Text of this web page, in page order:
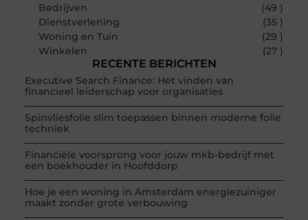
Bedrijven
(49 )
Dienstverlening
(35 )
Woning en Tuin
(29 )
Winkelen
(27 )
RECENTE BERICHTEN
Executive Search Finance: Het vinden van
financieel leiderschap voor organisaties
Spinvliesfolie slim toepassen binnen moderne folie
techniek
Financiële voorsprong voor jouw mkb-bedrijf met
een boekhouder in Hoofddorp
Hoe je een woning in Amsterdam energiezuiniger
maakt zonder grote verbouwing